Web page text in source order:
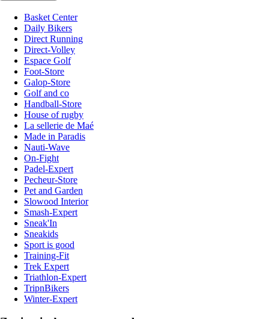
Basket Center
Daily Bikers
Direct Running
Direct-Volley
Espace Golf
Foot-Store
Galop-Store
Golf and co
Handball-Store
House of rugby
La sellerie de Maé
Made in Paradis
Nauti-Wave
On-Fight
Padel-Expert
Pecheur-Store
Pet and Garden
Slowood Interior
Smash-Expert
Sneak'In
Sneakids
Sport is good
Training-Fit
Trek Expert
Triathlon-Expert
TripnBikers
Winter-Expert